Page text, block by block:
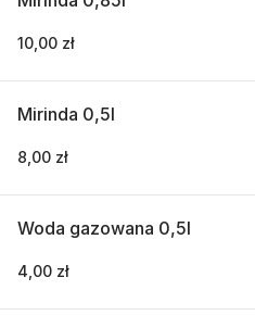
10,00 zł
Mirinda 0,5l
8,00 zł
Woda gazowana 0,5l
4,00 zł